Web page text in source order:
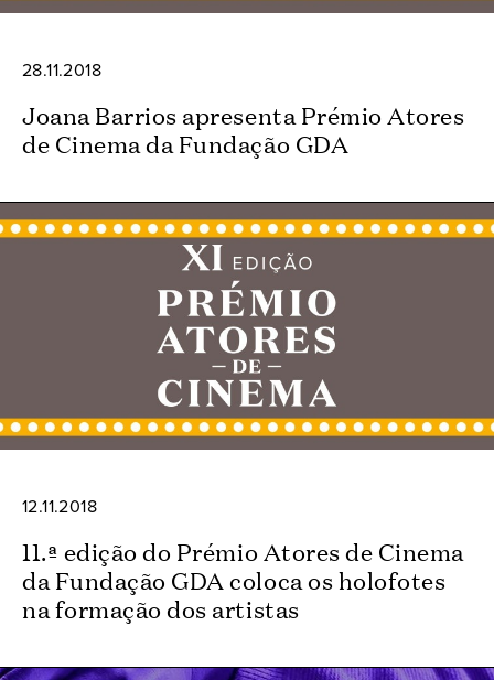
28.11.2018
Joana Barrios apresenta Prémio Atores
de Cinema da Fundação GDA
12.11.2018
11.ª edição do Prémio Atores de Cinema
da Fundação GDA coloca os holofotes
na formação dos artistas